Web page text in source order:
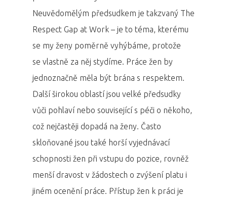
Neuvědomělým předsudkem je takzvaný The
Respect Gap at Work – je to téma, kterému
se my ženy poměrně vyhýbáme, protože
se vlastně za něj stydíme. Práce žen by
jednoznačně měla být brána s respektem.
Další širokou oblastí jsou velké předsudky
vůči pohlaví nebo související s péči o někoho,
což nejčastěji dopadá na ženy. Často
skloňované jsou také horší vyjednávací
schopnosti žen při vstupu do pozice, rovněž
menší dravost v žádostech o zvýšení platu i
jiném ocenění práce. Přístup žen k práci je